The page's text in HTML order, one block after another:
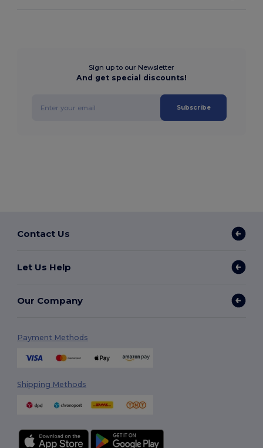
Sign up to our Newsletter
And get special discounts!
Subscribe
Contact Us
Let Us Help
Our Company
Payment Methods
Shipping Methods